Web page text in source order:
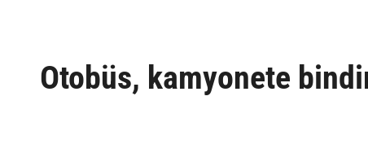
Otobüs, kamyonete